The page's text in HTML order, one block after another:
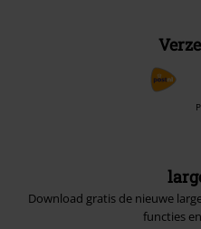
Download gratis de nieuwe
functies